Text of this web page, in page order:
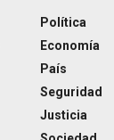
Política
Economía
País
Seguridad
Justicia